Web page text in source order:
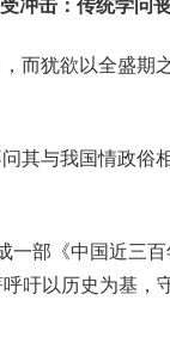
冲击：传统学问
而犹欲以全盛期
与我国情政俗
一部《中国近三
吁以历史为基，